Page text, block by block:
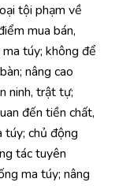
tội phạm về
mua bán,
túy; không để
nâng cao
ninh, trật tự;
đến tiền chất,
túy; chủ động
tác tuyên
ma túy; nâng